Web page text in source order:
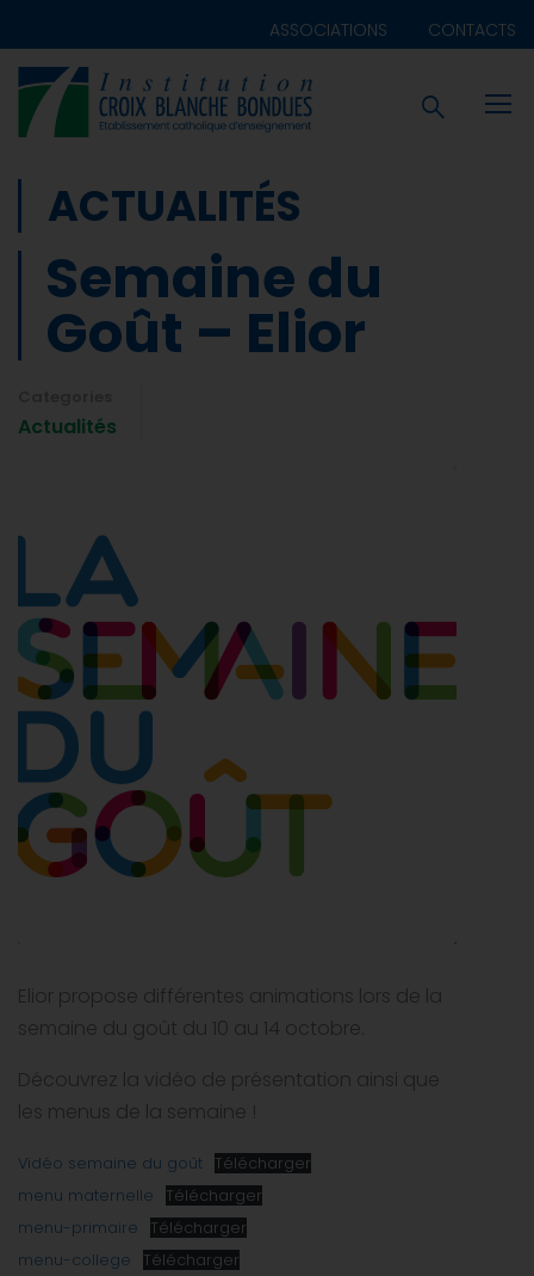
ASSOCIATIONS CONTACTS
ACTUALITÉS
Semaine du
Goût – Elior
Actualités
Elior propose différentes animations lors de la
semaine du goût du 10 au 14 octobre.
Découvrez la vidéo de présentation ainsi que
les menus de la semaine !
Vidéo semaine du goût
Télécharger
menu maternelle
Télécharger
menu-primaire
Télécharger
menu-college
Télécharger